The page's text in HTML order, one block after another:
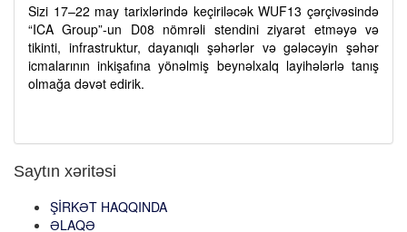
Sizi 17–22 may tarixlərində keçiriləcək WUF13 çərçivəsində
“ICA Group”-un D08 nömrəli stendini ziyarət etməyə və
tikinti, infrastruktur, dayanıqlı şəhərlər və gələcəyin şəhər
icmalarının inkişafına yönəlmiş beynəlxalq layihələrlə tanış
olmağa dəvət edirik.
Saytın xəritəsi
ŞİRKƏT HAQQINDA
ƏLAQƏ